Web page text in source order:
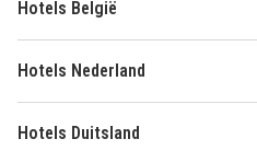
Hotels België
Hotels Nederland
Hotels Duitsland